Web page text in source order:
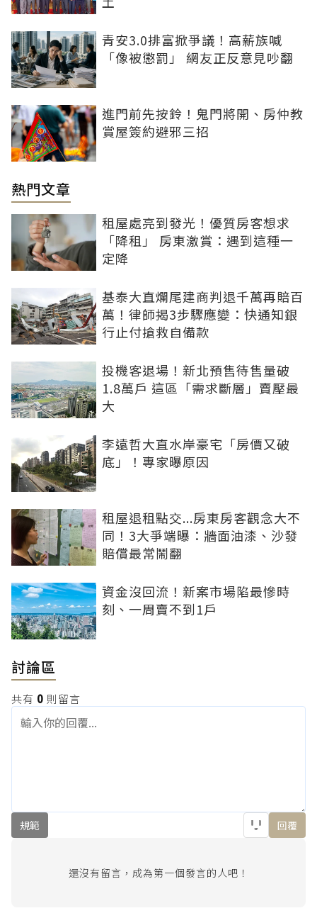
青安3.0排富掀爭議！高薪族喊
「像被懲罰」 網友正反意見吵翻
進門前先按鈴！鬼門將開、房仲教
賞屋簽約避邪三招
熱門文章
租屋處亮到發光！優質房客想求
「降租」 房東激賞：遇到這種一
定降
基泰大直爛尾建商判退千萬再賠百
萬！律師揭3步驟應變：快通知銀
行止付搶救自備款
投機客退場！新北預售待售量破
1.8萬戶 這區「需求斷層」賣壓最
大
李遠哲大直水岸豪宅「房價又破
底」！專家曝原因
租屋退租點交...房東房客觀念大不
同！3大爭端曝：牆面油漆、沙發
賠償最常鬧翻
資金沒回流！新案市場陷最慘時
刻、一周賣不到1戶
討論區
共有 0 則留言
規範 回覆
還沒有留言，成為第一個發言的人吧！